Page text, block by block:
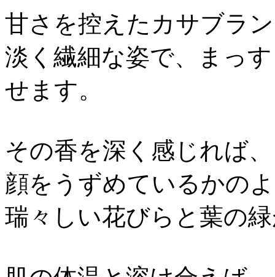
甘さを控えたカサブラ
淡く繊細な姿で、まっ
せます。
その香を深く感じれば
顔をうずめているかの
瑞々しい花びらと葉の